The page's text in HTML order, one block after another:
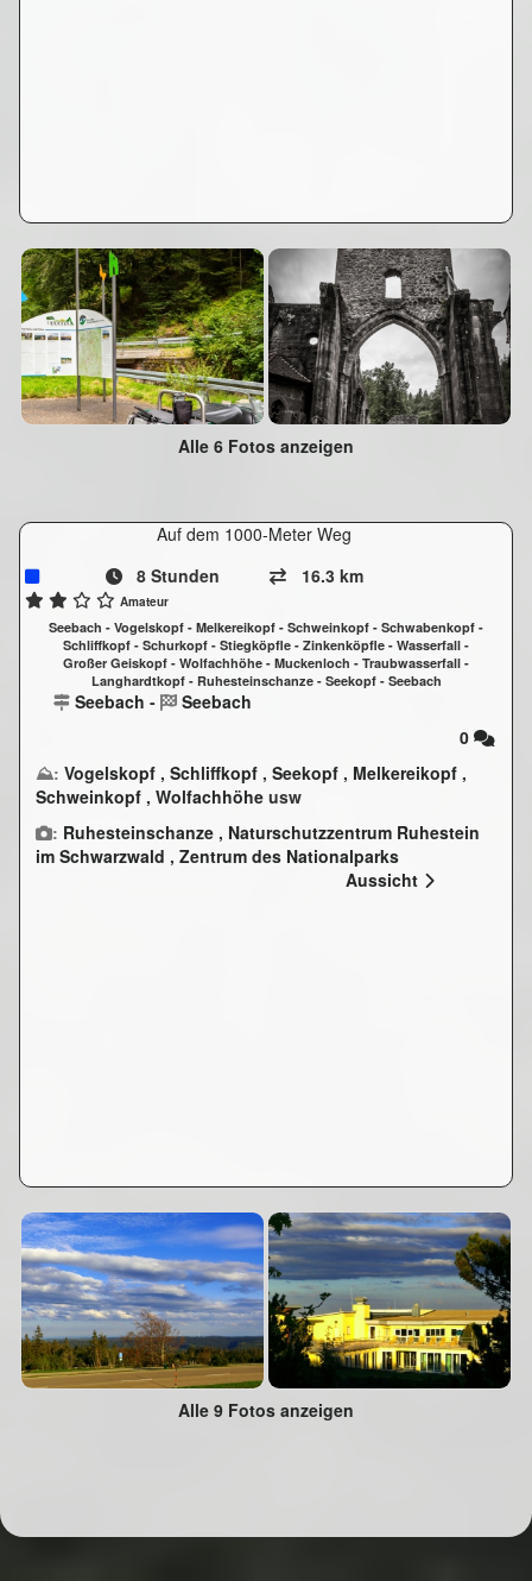
Alle 6 Fotos anzeigen
Auf dem 1000-Meter Weg
8 Stunden
16.3 km
Amateur
Seebach - Vogelskopf - Melkereikopf - Schweinkopf - Schwabenkopf -
Schliffkopf - Schurkopf - Stiegköpfle - Zinkenköpfle - Wasserfall -
Großer Geiskopf - Wolfachhöhe - Muckenloch - Traubwasserfall -
Langhardtkopf - Ruhesteinschanze - Seekopf - Seebach
Seebach -
Seebach
0
⛰: Vogelskopf , Schliffkopf , Seekopf , Melkereikopf ,
Schweinkopf , Wolfachhöhe usw
: Ruhesteinschanze , Naturschutzzentrum Ruhestein
im Schwarzwald , Zentrum des Nationalparks
Wasserfall,
Aussicht
Alle 9 Fotos anzeigen